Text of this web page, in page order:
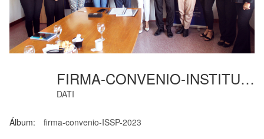
FIRMA-CONVENIO-INSTITUTO-01
DATI
Álbum: firma-convenio-ISSP-2023